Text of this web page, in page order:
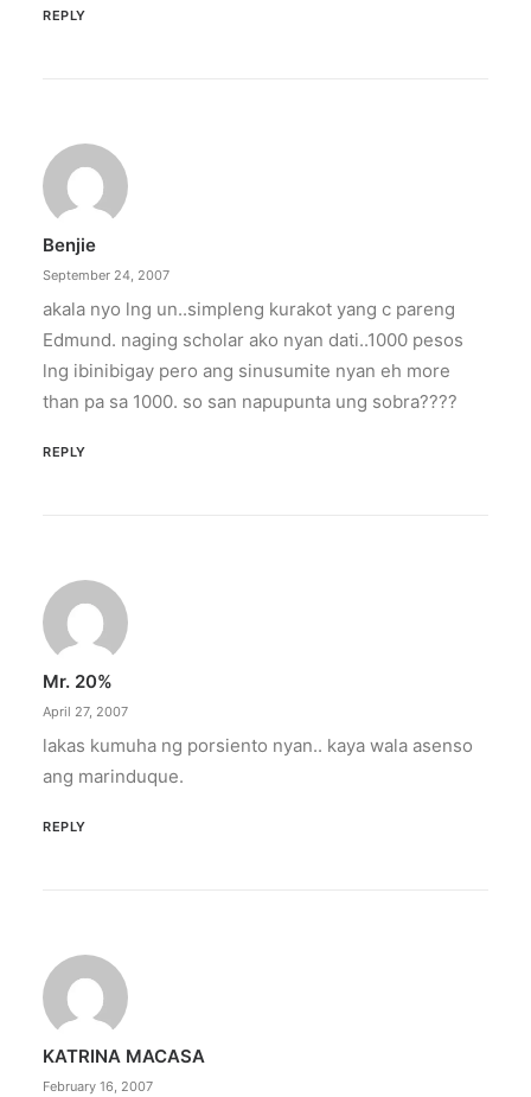
REPLY
Benjie
September 24, 2007
akala nyo lng un..simpleng kurakot yang c pareng
Edmund. naging scholar ako nyan dati..1000 pesos
lng ibinibigay pero ang sinusumite nyan eh more
than pa sa 1000. so san napupunta ung sobra????
REPLY
Mr. 20%
April 27, 2007
lakas kumuha ng porsiento nyan.. kaya wala asenso
ang marinduque.
REPLY
KATRINA MACASA
February 16, 2007